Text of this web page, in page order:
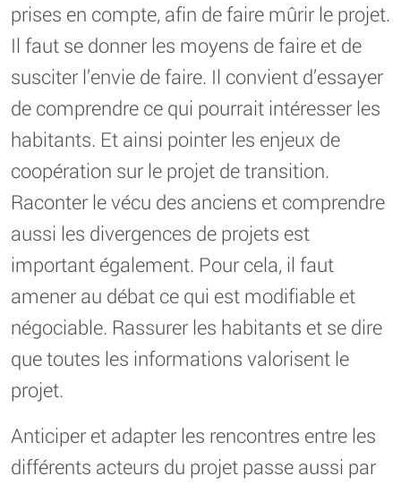
prises en compte, afin de faire mûrir le projet.
Il faut se donner les moyens de faire et de
susciter l’envie de faire. Il convient d’essayer
de comprendre ce qui pourrait intéresser les
habitants. Et ainsi pointer les enjeux de
coopération sur le projet de transition.
Raconter le vécu des anciens et comprendre
aussi les divergences de projets est
important également. Pour cela, il faut
amener au débat ce qui est modifiable et
négociable. Rassurer les habitants et se dire
que toutes les informations valorisent le
projet.
Anticiper et adapter les rencontres entre les
différents acteurs du projet passe aussi par